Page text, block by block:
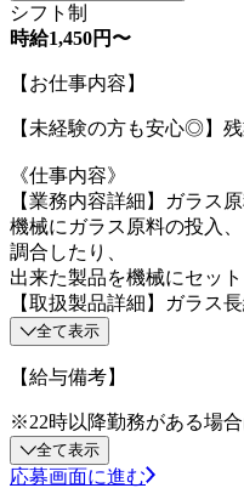
シフト制
時給1,450円〜
【お仕事内容】
【未経験の方も安心◎】
《仕事内容》
【業務内容詳細】ガラス
機械にガラス原料の投入、
調合したり、
出来た製品を機械にセッ
【取扱製品詳細】ガラス
全て表示
【給与備考】
※22時以降勤務がある場
全て表示
応募画面に進む